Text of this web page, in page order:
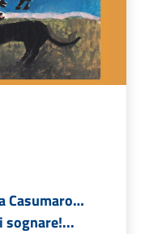
Casumaro…
sognare!...